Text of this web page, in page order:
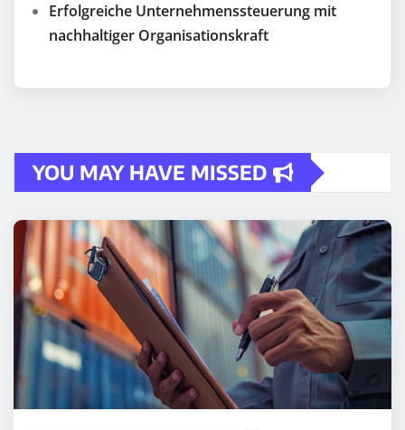
Erfolgreiche Unternehmenssteuerung mit
nachhaltiger Organisationskraft
YOU MAY HAVE MISSED